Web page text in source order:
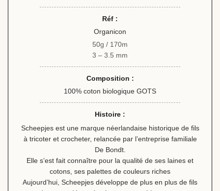
Réf :
Organicon
50g / 170m
3 – 3.5 mm
Composition :
100% coton biologique GOTS
Histoire :
Scheepjes est une marque néerlandaise historique de fils
à tricoter et crocheter, relancée par l’entreprise familiale
De Bondt.
Elle s’est fait connaître pour la qualité de ses laines et
cotons, ses palettes de couleurs riches
Aujourd’hui, Scheepjes développe de plus en plus de fils